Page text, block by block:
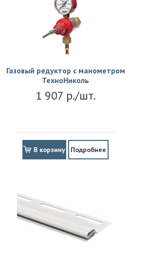
Газовый редуктор с манометром
ТехноНиколь
1 907 р./шт.
В корзину Подробнее